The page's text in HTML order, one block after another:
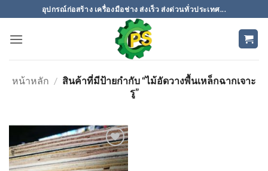
ไป
อุปกรณ์ก่อสร้าง เครื่องมือช่าง ส่งเร็ว ส่งด่วนทั่วประเทศ...
หน้าหลัก / สินค้าที่มีป้ายกำกับ “ไม้อัดวางพื้นเหล็กฉากเจาะ
รู”
เพิ่มเข้า
ใน